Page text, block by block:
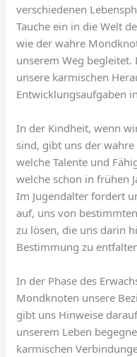
verschiedenen
Tauche ein in die Welt
wie der wahre
unserem Weg
unsere karmischen
Entwicklungsaufgaben
In der Kindheit, wenn
sind, gibt uns der
welche Talente und
welche schon in frühen
Im Jugendalter fordert
auf, uns von
zu lösen, die uns darin
Bestimmung zu
In der Phase des
Mondknoten unsere
gibt uns Hinweise
unserem Leben
karmischen